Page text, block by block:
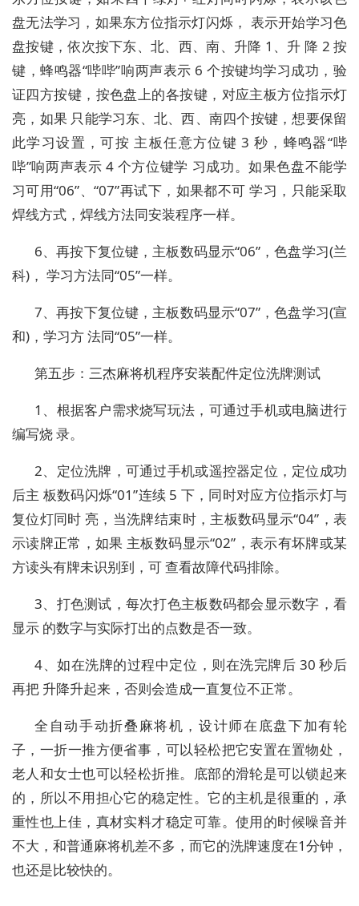
盘无法学习，如果东方位指示灯闪烁， 表示开始学习色
盘按键，依次按下东、北、西、南、升降 1、升 降 2 按
键，蜂鸣器“哔哔”响两声表示 6 个按键均学习成功，验
证四方按键，按色盘上的各按键，对应主板方位指示灯
亮，如果 只能学习东、北、西、南四个按键，想要保留
此学习设置，可按 主板任意方位键 3 秒，蜂鸣器“哔
哔”响两声表示 4 个方位键学 习成功。如果色盘不能学
习可用“06”、“07”再试下，如果都不可 学习，只能采取
焊线方式，焊线方法同安装程序一样。
6、再按下复位键，主板数码显示“06”，色盘学习(兰
科)， 学习方法同“05”一样。
7、再按下复位键，主板数码显示“07”，色盘学习(宣
和)，学习方 法同“05”一样。
第五步：三杰麻将机程序安装配件定位洗牌测试
1、根据客户需求烧写玩法，可通过手机或电脑进行
编写烧 录。
2、定位洗牌，可通过手机或遥控器定位，定位成功
后主 板数码闪烁“01”连续 5 下，同时对应方位指示灯与
复位灯同时 亮，当洗牌结束时，主板数码显示“04”，表
示读牌正常，如果 主板数码显示“02”，表示有坏牌或某
方读头有牌未识别到，可 查看故障代码排除。
3、打色测试，每次打色主板数码都会显示数字，看
显示 的数字与实际打出的点数是否一致。
4、如在洗牌的过程中定位，则在洗完牌后 30 秒后
再把 升降升起来，否则会造成一直复位不正常。
全自动手动折叠麻将机，设计师在底盘下加有轮
子，一折一推方便省事，可以轻松把它安置在置物处，
老人和女士也可以轻松折推。底部的滑轮是可以锁起来
的，所以不用担心它的稳定性。它的主机是很重的，承
重性也上佳，真材实料才稳定可靠。使用的时候噪音并
不大，和普通麻将机差不多，而它的洗牌速度在1分钟，
也还是比较快的。